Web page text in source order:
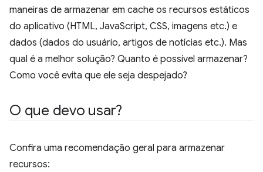
maneiras de armazenar em cache os recursos estáticos
do aplicativo (HTML, JavaScript, CSS, imagens etc.) e
dados (dados do usuário, artigos de notícias etc.). Mas
qual é a melhor solução? Quanto é possível armazenar?
Como você evita que ele seja despejado?
O que devo usar?
Confira uma recomendação geral para armazenar
recursos: